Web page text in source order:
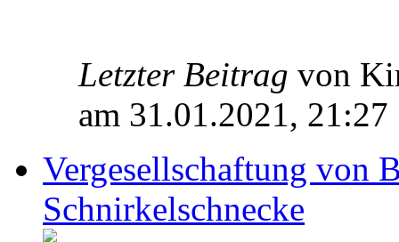
Letzter Beitrag von
am 31.01.2021, 21:27
Vergesellschaftung von
Schnirkelschnecke